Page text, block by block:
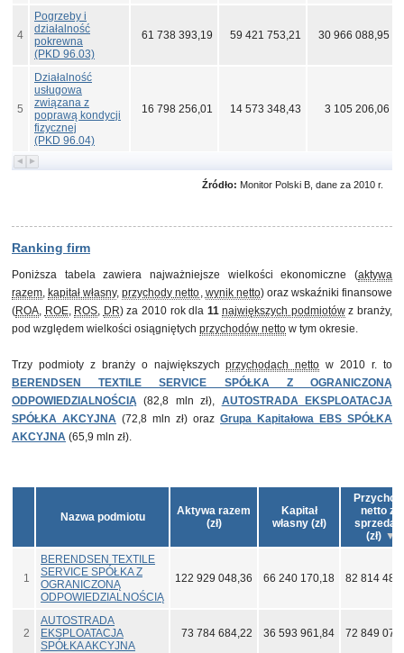
4
Pogrzeby i
działalność
pokrewna
(PKD 96.03)
61 738 393,19 59 421 753,21 30 966 088,95
5
Działalność
usługowa
związana z
poprawą kondycji
fizycznej
(PKD 96.04)
16 798 256,01 14 573 348,43 3 105 206,06
Źródło: Monitor Polski B, dane za 2010 r.
Ranking firm
Poniższa tabela zawiera najważniejsze wielkości ekonomiczne (aktywa
razem, kapitał własny,przychody netto, wynik netto) oraz wskaźniki finansowe
(ROA, ROE, ROS, DR) za 2010 rok dla 11 największych podmiotówz branży,
pod względem wielkości osiągniętych przychodów netto w tym okresie.
Trzy podmioty z branży o największychprzychodach netto w 2010 r. to
BERENDSEN TEXTILE SERVICE SPÓŁKA Z OGRANICZONĄ
ODPOWIEDZIALNOŚCIĄ (82,8 mln zł), AUTOSTRADA EKSPLOATACJA
SPÓŁKA AKCYJNA (72,8 mln zł) oraz Grupa Kapitałowa EBS SPÓŁKA
AKCYJNA (65,9 mln zł).
Nazwa podmiotu
Aktywa razem
(zł)
Kapitał
własny (zł)
netto ze
(zł)
1
BERENDSEN TEXTILE
SERVICE SPÓŁKA Z
OGRANICZONĄ
ODPOWIEDZIALNOŚCIĄ
122 929 048,36 66 240 170,18 82 814
2
AUTOSTRADA
EKSPLOATACJA
SPÓŁKA AKCYJNA
73 784 684,22 36 593 961,84 72 849